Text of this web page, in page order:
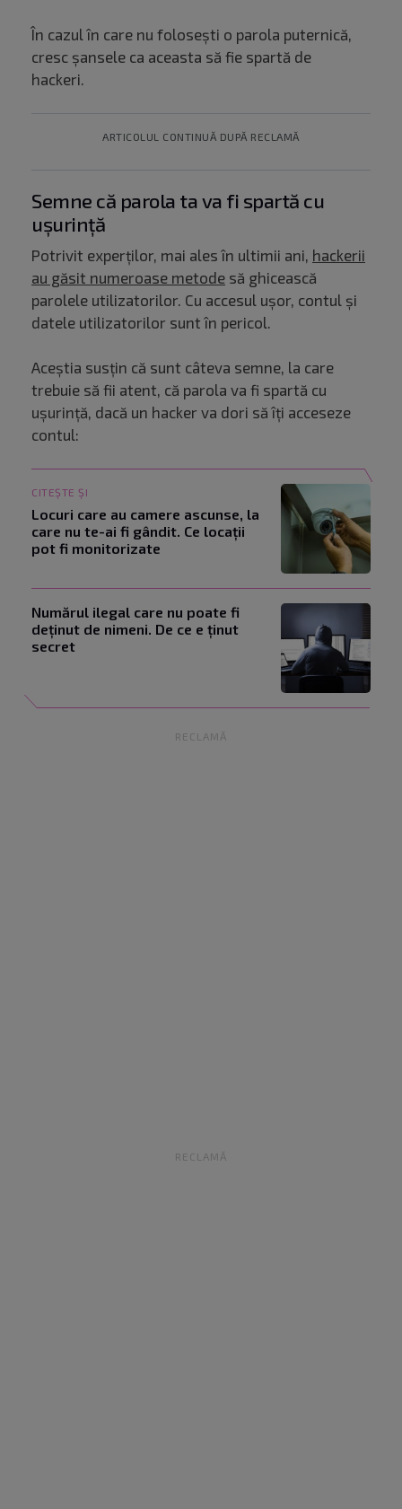
În cazul în care nu folosești o parola puternică,
cresc șansele ca aceasta să fie spartă de
hackeri.
ARTICOLUL CONTINUĂ DUPĂ RECLAMĂ
Semne că parola ta va fi spartă cu
ușurință
Potrivit experților, mai ales în ultimii ani, hackerii
au găsit numeroase metode să ghicească
parolele utilizatorilor. Cu accesul ușor, contul și
datele utilizatorilor sunt în pericol.
Aceștia susțin că sunt câteva semne, la care
trebuie să fii atent, că parola va fi spartă cu
ușurință, dacă un hacker va dori să îți acceseze
contul:
CITEȘTE ȘI
Locuri care au camere ascunse, la
care nu te-ai fi gândit. Ce locații
pot fi monitorizate
Numărul ilegal care nu poate fi
deținut de nimeni. De ce e ținut
secret
RECLAMĂ
RECLAMĂ